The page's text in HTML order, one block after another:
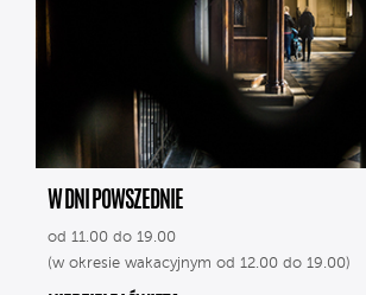
W DNI POWSZEDNIE
od 11.00 do 19.00
(w okresie wakacyjnym od 12.00 do 19.00)